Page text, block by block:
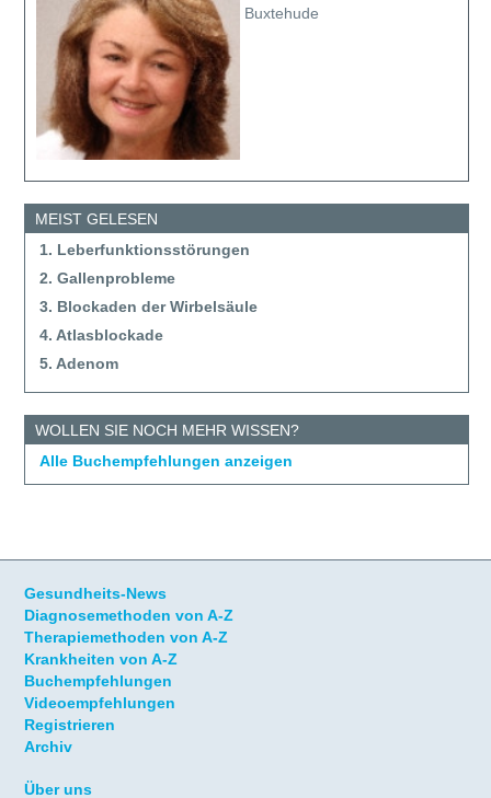
Buxtehude
MEIST GELESEN
1. Leberfunktionsstörungen
2. Gallenprobleme
3. Blockaden der Wirbelsäule
4. Atlasblockade
5. Adenom
WOLLEN SIE NOCH MEHR WISSEN?
Alle Buchempfehlungen anzeigen
Gesundheits-News
Diagnosemethoden von A-Z
Therapiemethoden von A-Z
Krankheiten von A-Z
Buchempfehlungen
Videoempfehlungen
Registrieren
Archiv
Über uns